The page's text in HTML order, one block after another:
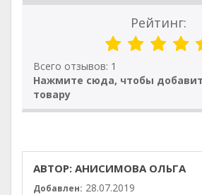
Рейтинг:
Всего отзывов: 1
Нажмите сюда, чтобы
товару
АВТОР: АНИСИМОВА ОЛЬГА
Добавлен: 28.07.2019